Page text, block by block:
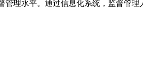
理水平。通过信息化系统，监督管